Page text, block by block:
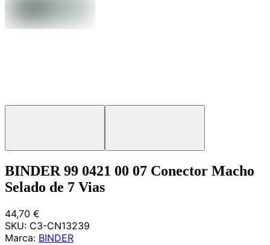
BINDER 99 0421 00 07 Conector Macho
Selado de 7 Vias
44,70 €
SKU: C3-CN13239
Marca: BINDER